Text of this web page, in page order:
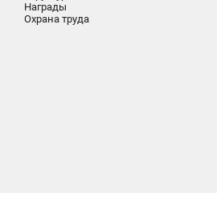
Награды
Охрана труда